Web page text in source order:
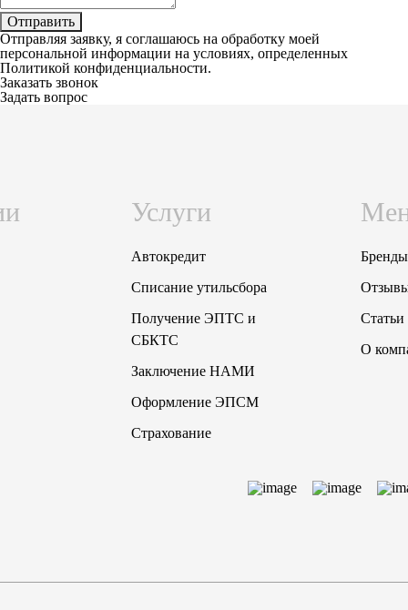
Отправить
Отправляя заявку, я соглашаюсь на обработку моей
персональной информации на условиях, определенных
Политикой конфиденциальности.
Заказать звонок
Задать вопрос
Услуги
Автокредит
Списание утильсбора
Получение ЭПТС и
СБКТС
Заключение НАМИ
Оформление ЭПСМ
Страхование
Бренды
Статьи
О